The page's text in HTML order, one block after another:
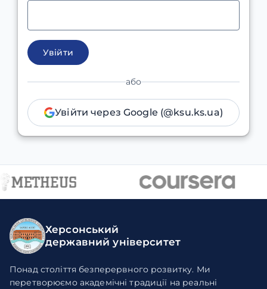
Увійти
або
Увійти через Google (@ksu.ks.ua)
Херсонський
державний університет
Понад століття безперервного розвитку. Ми
перетворюємо академічні традиції на реальні